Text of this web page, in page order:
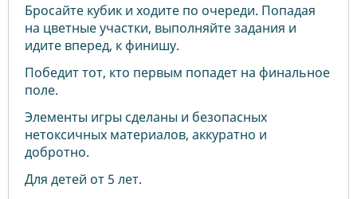
Бросайте кубик и ходите по очереди. Попадая
на цветные участки, выполняйте задания и
идите вперед, к финишу.
Победит тот, кто первым попадет на финальное
поле.
Элементы игры сделаны и безопасных
нетоксичных материалов, аккуратно и
добротно.
Для детей от 5 лет.